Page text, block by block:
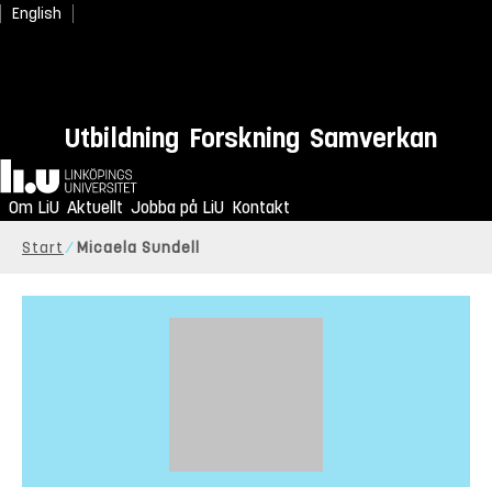
English
Utbildning Forskning Samverkan
Hem
Om LiU Aktuellt Jobba på LiU Kontakt
Start Micaela Sundell